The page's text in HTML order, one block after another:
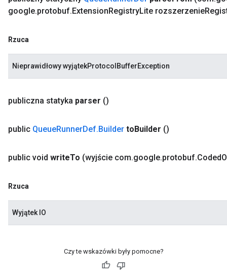
google.protobuf.ExtensionRegistryLite rozszerzenie
Rzuca
Nieprawidłowy wyjątekProtocolBufferException
publiczna statyka parser ()
public QueueRunnerDef.Builder toBuilder ()
public void writeTo (wyjście com.google.protobuf.Coded
Rzuca
Wyjątek IO
Czy te wskazówki były pomocne?